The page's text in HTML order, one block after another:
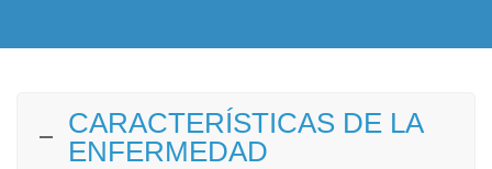
CARACTERÍSTICAS DE LA
ENFERMEDAD